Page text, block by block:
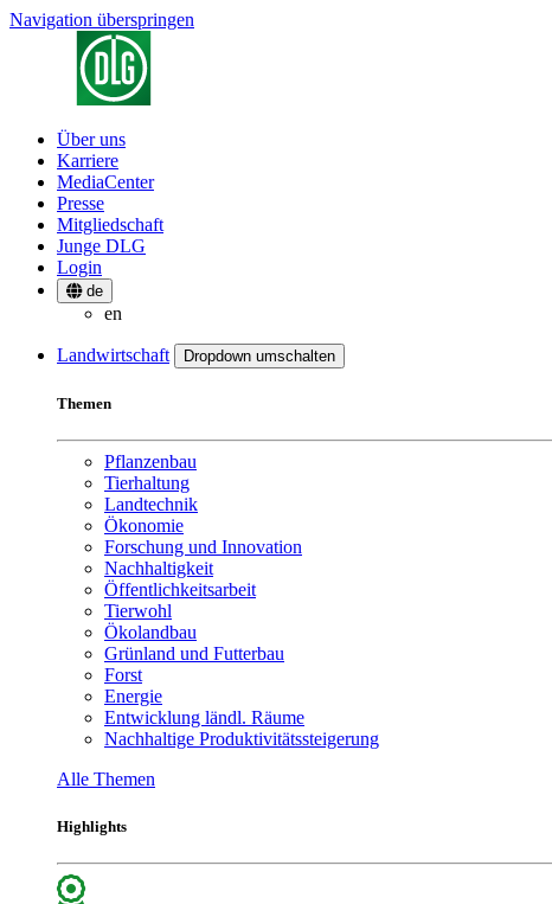
Navigation überspringen
Über uns
Karriere
MediaCenter
Presse
Mitgliedschaft
Junge DLG
Login
de
en
Landwirtschaft Dropdown umschalten
Themen
Pflanzenbau
Tierhaltung
Landtechnik
Ökonomie
Forschung und Innovation
Nachhaltigkeit
Öffentlichkeitsarbeit
Tierwohl
Ökolandbau
Grünland und Futterbau
Forst
Energie
Entwicklung ländl. Räume
Nachhaltige Produktivitätssteigerung
Alle Themen
Highlights